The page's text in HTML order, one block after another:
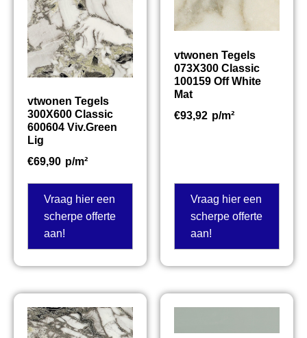
vtwonen Tegels
300X600 Classic
600604 Viv.Green
Lig
€69,90 p/m²
Vraag hier een
scherpe offerte
aan!
vtwonen Tegels
073X300 Classic
100159 Off White
Mat
€93,92 p/m²
Vraag hier een
scherpe offerte
aan!